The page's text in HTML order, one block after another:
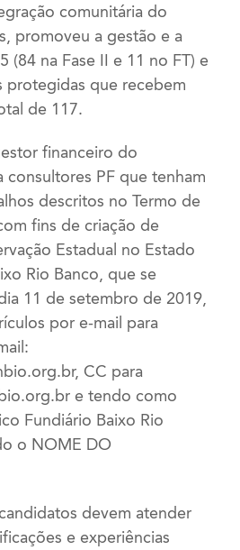
comunitária do
promoveu a gestão e a
(84 na Fase II e 11 no FT) e
protegidas que recebem
de 117.
financeiro do
consultores PF que tenham
descritos no Termo de
fins de criação de
Estadual no Estado
Rio Banco, que se
11 de setembro de 2019,
por e-mail para
, CC para
e tendo como
Fundiário Baixo Rio
o NOME DO
devem atender
e experiências